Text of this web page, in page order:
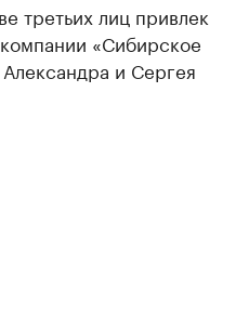
третьих лиц привлек
«Сибирское
и Сергея